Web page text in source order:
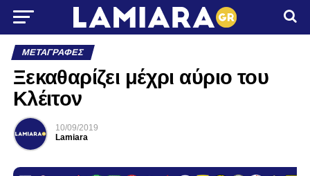
ΜΕΤΑΓΡΑΦΈΣ
Ξεκαθαρίζει μέχρι αύριο του
Κλέιτον
10/09/2019
Lamiara